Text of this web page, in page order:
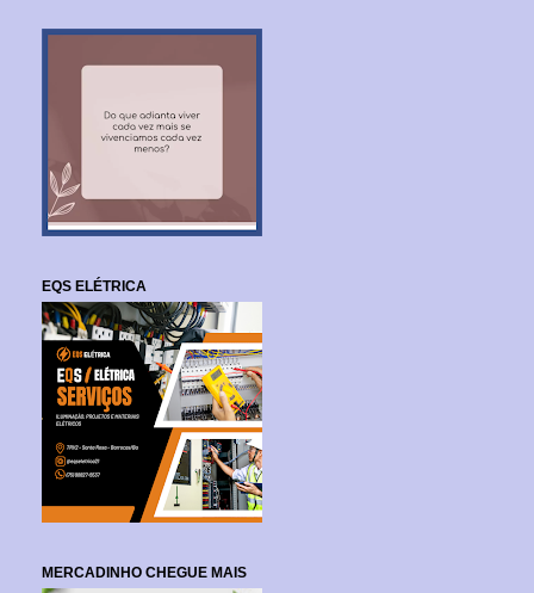
EQS ELÉTRICA
MERCADINHO CHEGUE MAIS